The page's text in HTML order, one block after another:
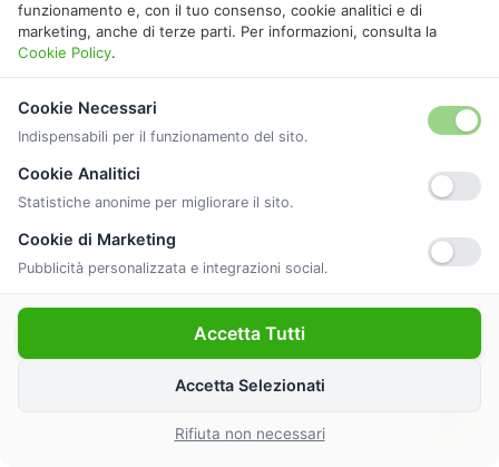
obbligatorio fare l’APE.
Scopri tutte le categorie esenti
funzionamento e, con il tuo consenso, cookie analitici e di
marketing, anche di terze parti. Per informazioni, consulta la
Cookie Policy.
Cookie Necessari
Indispensabili per il funzionamento del sito.
Cookie Analitici
Statistiche anonime per migliorare il sito.
Cookie di Marketing
Pubblicità personalizzata e integrazioni social.
Accetta Tutti
Accetta Selezionati
Rifiuta non necessari